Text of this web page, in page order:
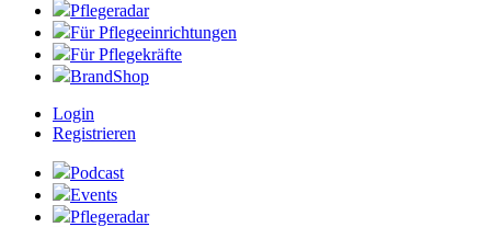
Pflegeradar
Für Pflegeeinrichtungen
Für Pflegekräfte
BrandShop
Login
Registrieren
Podcast
Events
Pflegeradar